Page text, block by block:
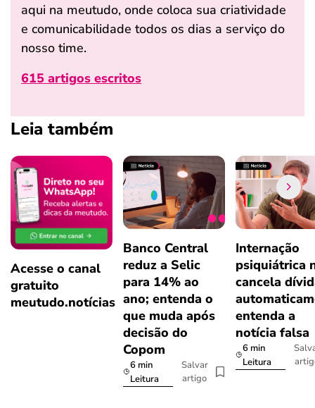
aqui na meutudo, onde coloca sua criatividade
e comunicabilidade todos os dias a serviço do
nosso time.
615 artigos escritos
Leia também
Acesse o canal
gratuito
meutudo.notícias
Banco Central
reduz a Selic
para 14% ao
ano; entenda o
que muda após
decisão do
Copom
6 min
Leitura
Salvar
artigo
Internação
psiquiátrica
cancela
entenda a
notícia falsa
6 min
Leitura